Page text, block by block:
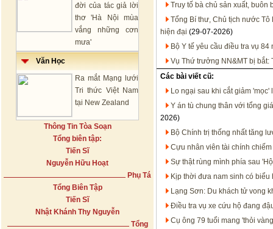
đời của tác giả lời
thơ 'Hà Nội mùa
vắng những cơn
mưa'
Văn Học
Ra mắt Mạng lưới
Tri thức Việt Nam
tại New Zealand
Thông Tin Tòa Soạn
Tổng biên tập:
Tiến Sĩ
Nguyễn Hữu Hoạt
Phụ Tá
Tổng Biên Tập
Tiến Sĩ
Nhật Khánh Thy Nguyễn
Tổng
Truy tố bà chủ sản xuất, buôn
Tổng Bí thư, Chủ tịch nước
hiện đại (29-07-2026)
Bộ Y tế yêu cầu điều tra vụ
Vụ Thứ trưởng NN&MT bị bắt:
Các bài viết cũ:
Lo ngại sau khi cắt giảm
Y án tù chung thân với tổng
2026)
Bộ Chính trị thống nhất tăng
Cựu nhân viên tài chính
Sự thật rùng mình phía sau
Kịp thời đưa nam sinh có
Lạng Sơn: Du khách tử vong
Điều tra vụ xe cứu hộ đang
Cụ ông 79 tuổi mang 'thỏi